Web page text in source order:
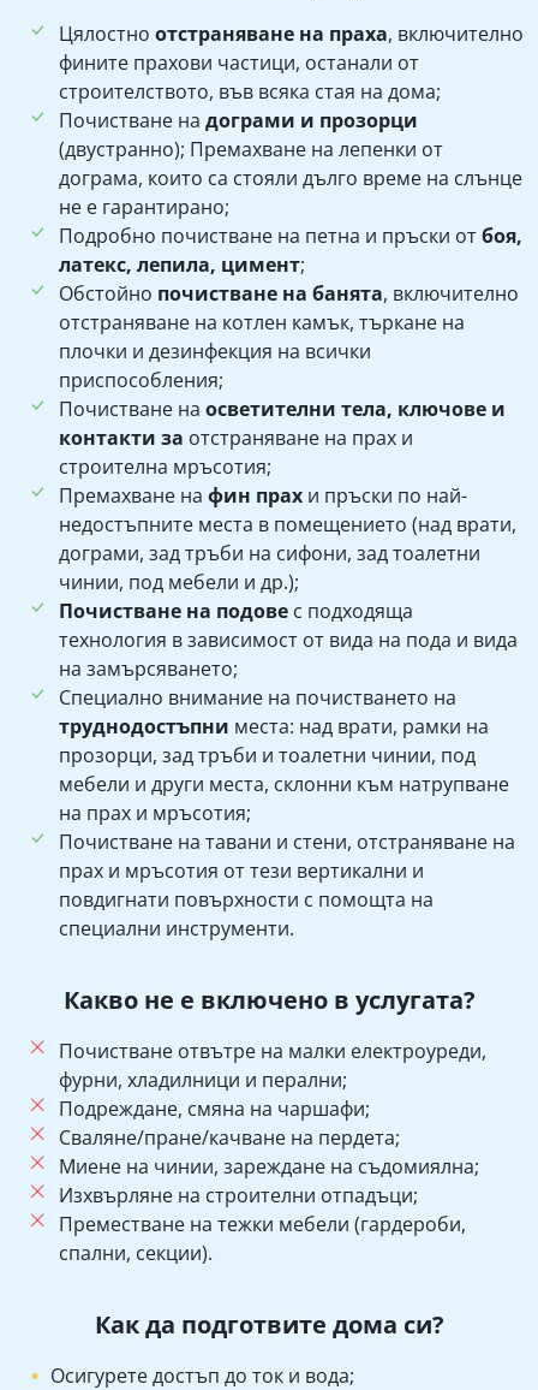
Цялостно отстраняване на праха, включително
фините прахови частици, останали от
строителството, във всяка стая на дома;
Почистване на дограми и прозорци
(двустранно); Премахване на лепенки от
дограма, които са стояли дълго време на слънце
не е гарантирано;
Подробно почистване на петна и пръски отбоя,
латекс, лепила, цимент;
Обстойно почистване на банята, включително
отстраняване на котлен камък, търкане на
плочки и дезинфекция на всички
приспособления;
Почистване на осветителни тела, ключове и
контакти за отстраняване на прах и
строителна мръсотия;
Премахване на фин прах и пръски по най-
недостъпните места в помещението (над врати,
дограми, зад тръби на сифони, зад тоалетни
чинии, под мебели и др.);
Почистване на подове с подходяща
технология в зависимост от вида на пода и вида
на замърсяването;
Специално внимание на почистването на
труднодостъпни места: над врати, рамки на
прозорци, зад тръби и тоалетни чинии, под
мебели и други места, склонни към натрупване
на прах и мръсотия;
Почистване на тавани и стени, отстраняване на
прах и мръсотия от тези вертикални и
повдигнати повърхности с помощта на
специални инструменти.
Какво не е включено в услугата?
Почистване отвътре на малки електроуреди,
фурни, хладилници и перални;
Подреждане, смяна на чаршафи;
Сваляне/пране/качване на пердета;
Миене на чинии, зареждане на съдомиялна;
Изхвърляне на строителни отпадъци;
Преместване на тежки мебели (гардероби,
спални, секции).
Как да подготвите дома си?
Осигурете достъп до ток и вода;